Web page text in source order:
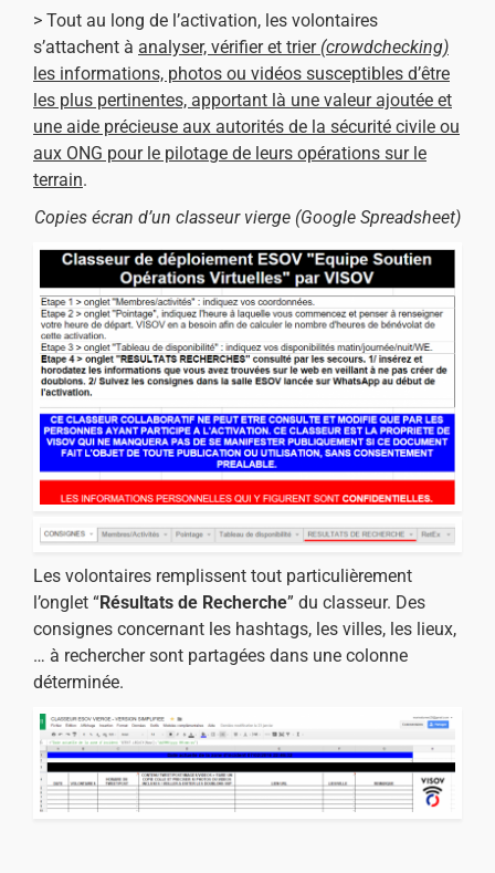
> Tout au long de l’activation, les volontaires
s’attachent à analyser, vérifier et trier(crowdchecking)
les informations, photos ou vidéos susceptibles d’être
les plus pertinentes, apportant là une valeur ajoutée et
une aide précieuse aux autorités de la sécurité civile ou
aux ONG pour le pilotage de leurs opérations sur le
terrain.
Copies écran d’un classeur vierge (Google Spreadsheet)
Les volontaires remplissent tout particulièrement
l’onglet “Résultats de Recherche” du classeur. Des
consignes concernant les hashtags, les villes, les lieux,
… à rechercher sont partagées dans une colonne
déterminée.